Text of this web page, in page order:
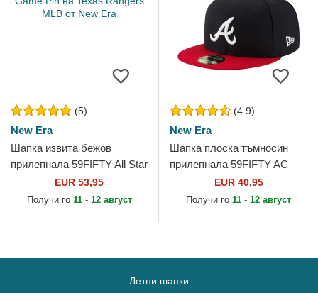
(5)
New Era
Шапка извита бежов
прилепнала 59FIFTY All Star
Game Pin на Texas Rangers
MLB от New Era
EUR 53,95
Получи го 11 - 12 август
(4.9)
New Era
Шапка плоска тъмносин
прилепнала 59FIFTY AC
Perf на Atlanta Braves MLB
от New Era
EUR 40,95
Получи го 11 - 12 август
Летни шапки